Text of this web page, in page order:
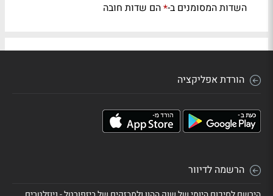
השדות המסומנים ב-*הם שדות חובה
הורדת אפליקציה
הרשמה לדיוור